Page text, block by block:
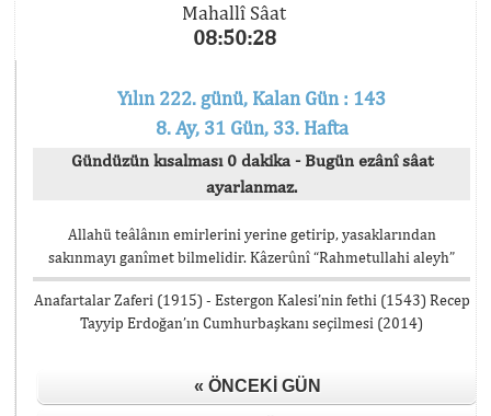
Mahallî Sâat
08:50:28
Yılın 222. günü, Kalan Gün : 143
8. Ay, 31 Gün, 33. Hafta
Gündüzün kısalması 0 dakika - Bugün ezânî sâat
ayarlanmaz.
Allahü teâlânın emirlerini yerine getirip, yasaklarından
sakınmayı ganîmet bilmelidir. Kâzerûnî “Rahmetullahi aleyh”
Anafartalar Zaferi (1915) - Estergon Kalesi’nin fethi (1543) Recep
Tayyip Erdoğan’ın Cumhurbaşkanı seçilmesi (2014)
« ÖNCEKI GÜN